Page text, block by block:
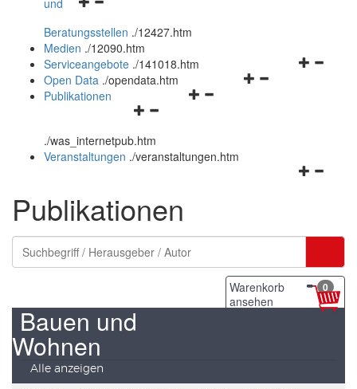
und
schließen
und
Beratungsstellen ./12427.htm
Medien ./12090.htm
Navigationsmenü
Serviceangebote ./141018.htm
Navigationsmenü
Open Data ./opendata.htm
Navigationsmenü
und
schließen
Publikationen
./was_internetpub.htm
Veranstaltungen ./veranstaltungen.htm
Publikationen
Warenkorb
ansehen
0
Bauen und
Wohnen
Alle anzeigen